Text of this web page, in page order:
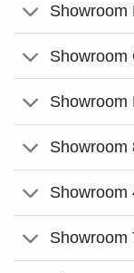
Showroom
Showroom
Showroom
Showroom
Showroom
Showroom